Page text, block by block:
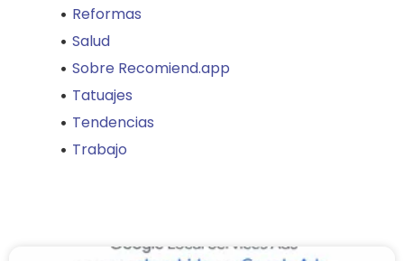
Reformas
Salud
Sobre Recomiend.app
Tatuajes
Tendencias
Trabajo